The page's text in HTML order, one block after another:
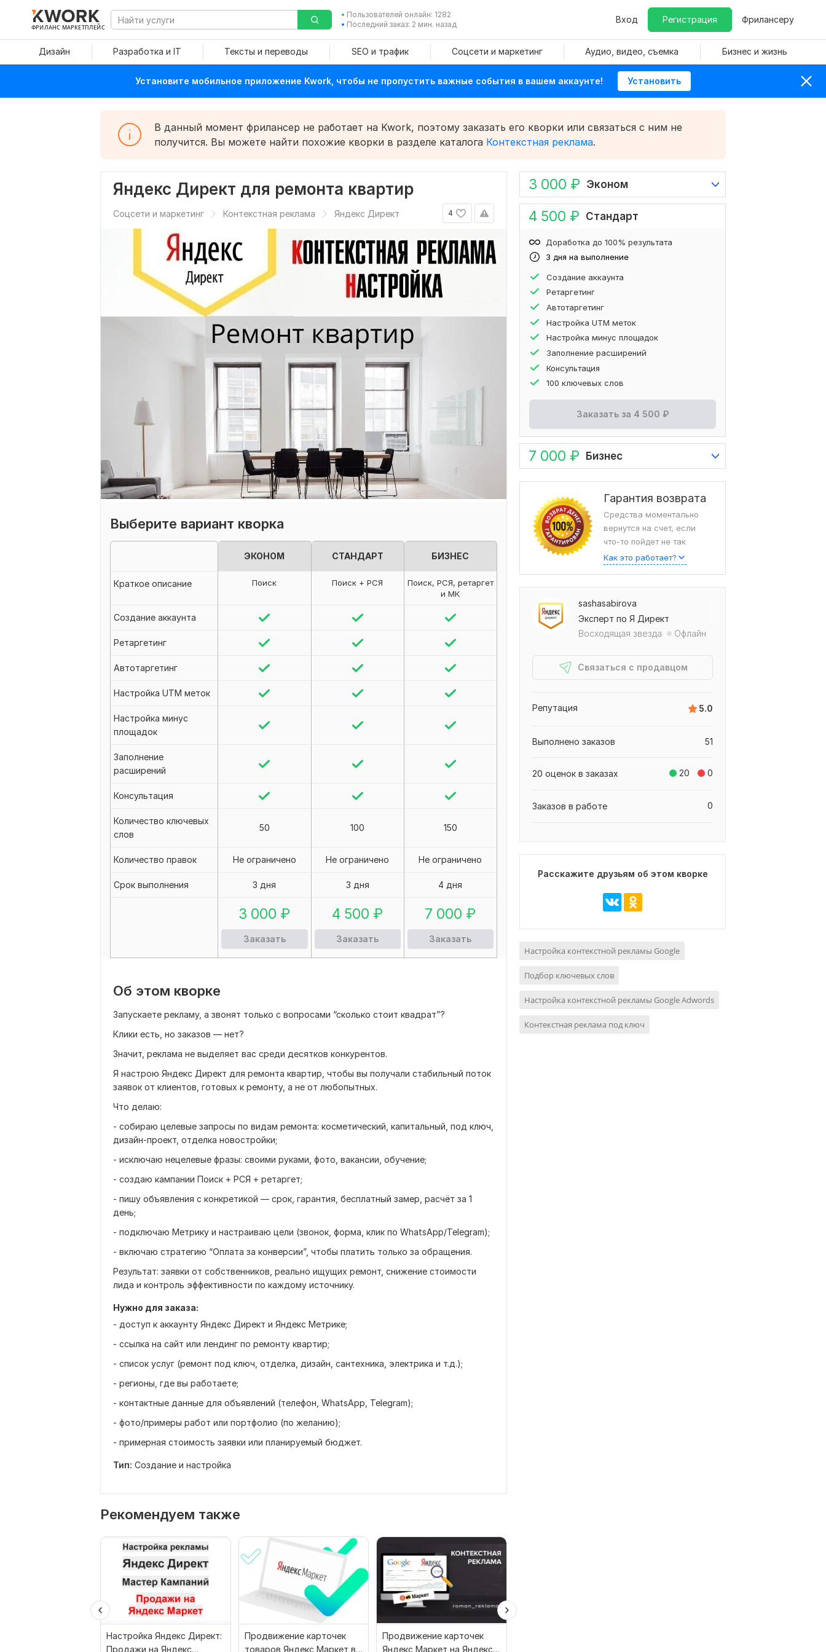
ФРИЛАНС МАРКЕТПЛЕЙС
Пользователей онлайн: 1282
Последний заказ: 2 мин. назад
Вход Регистрация Фрилансеру
Дизайн Разработка и IT Тексты и переводы SEO и трафик Соцсети и маркетинг Аудио, видео, съемка Бизнес и жизнь
Установите мобильное приложение Kwork, чтобы не пропустить важные события в вашем аккаунте! Установить
В данный момент фрилансер не работает на Kwork, поэтому заказать его кворки или связаться с ним не
получится. Вы можете найти похожие кворки в разделе каталога Контекстная реклама.
Яндекс Директ для ремонта квартир
4
Соцсети и маркетинг Контекстная реклама Яндекс Директ
Выберите вариант кворка
ЭКОНОМ СТАНДАРТ БИЗНЕС
Краткое описание Поиск Поиск + РСЯ
Поиск, РСЯ, ретаргет
и МК
Создание аккаунта
Ретаргетинг
Автотаргетинг
Настройка UTM меток
Настройка минус
площадок
Заполнение
расширений
Консультация
Количество ключевых
слов
50 100 150
Количество правок Не ограничено Не ограничено Не ограничено
Срок выполнения 3 дня 3 дня 4 дня
3 000 ₽
Заказать
4 500 ₽
Заказать
7 000 ₽
Заказать
Об этом кворке
Запускаете рекламу, а звонят только с вопросами “сколько стоит квадрат”?
Клики есть, но заказов — нет?
Значит, реклама не выделяет вас среди десятков конкурентов.
Я настрою Яндекс Директ для ремонта квартир, чтобы вы получали стабильный поток
заявок от клиентов, готовых к ремонту, а не от любопытных.
Что делаю:
- собираю целевые запросы по видам ремонта: косметический, капитальный, под ключ,
дизайн-проект, отделка новостройки;
- исключаю нецелевые фразы: своими руками, фото, вакансии, обучение;
- создаю кампании Поиск + РСЯ + ретаргет;
- пишу объявления с конкретикой — срок, гарантия, бесплатный замер, расчёт за 1
день;
- подключаю Метрику и настраиваю цели (звонок, форма, клик по WhatsApp/Telegram);
- включаю стратегию “Оплата за конверсии”, чтобы платить только за обращения.
Результат: заявки от собственников, реально ищущих ремонт, снижение стоимости
лида и контроль эффективности по каждому источнику.
Нужно для заказа:
- доступ к аккаунту Яндекс Директ и Яндекс Метрике;
- ссылка на сайт или лендинг по ремонту квартир;
- список услуг (ремонт под ключ, отделка, дизайн, сантехника, электрика и т.д.);
- регионы, где вы работаете;
- контактные данные для объявлений (телефон, WhatsApp, Telegram);
- фото/примеры работ или портфолио (по желанию);
- примерная стоимость заявки или планируемый бюджет.
Тип: Создание и настройка
Рекомендуем также
Настройка Яндекс Директ:
Продажи на Яндекс
Продвижение карточек
товаров Яндекс Маркет в
Продвижение карточек
Яндекс Маркет на Яндекс
3 000 ₽ Эконом
4 500 ₽ Стандарт
3 дня на выполнение
Доработка до 100% результата
Создание аккаунта
Ретаргетинг
Автотаргетинг
Настройка UTM меток
Настройка минус площадок
Заполнение расширений
Консультация
100 ключевых слов
Заказать за 4 500 ₽
7 000 ₽ Бизнес
Гарантия возврата
Средства моментально
вернутся на счет, если
что-то пойдет не так
Как это работает?
sashasabirova
Эксперт по Я Директ
Восходящая звезда
Офлайн
Связаться с продавцом
5.0
Репутация
51
Выполнено заказов
20 0
20 оценок в заказах
0
Заказов в работе
Расскажите друзьям об этом кворке
Настройка контекстной рекламы Google
Подбор ключевых слов
Настройка контекстной рекламы Google Adwords
Контекстная реклама под ключ